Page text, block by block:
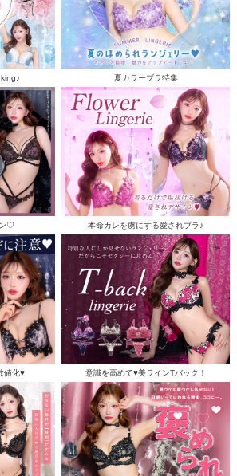
夏カラーブラ特集
♡ 本命カレを虜にする愛されブラ♪
値化♥ 意識を高めて♥美ラインTバック！